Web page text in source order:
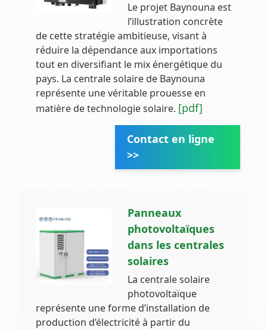
Le projet Baynouna est
l’illustration concrète
de cette stratégie ambitieuse, visant à
réduire la dépendance aux importations
tout en diversifiant le mix énergétique du
pays. La centrale solaire de Baynouna
représente une véritable prouesse en
matière de technologie solaire. [pdf]
Contact en ligne
>>
Panneaux
photovoltaïques
dans les centrales
solaires
La centrale solaire
photovoltaïque
représente une forme d’installation de
production d’électricité à partir du